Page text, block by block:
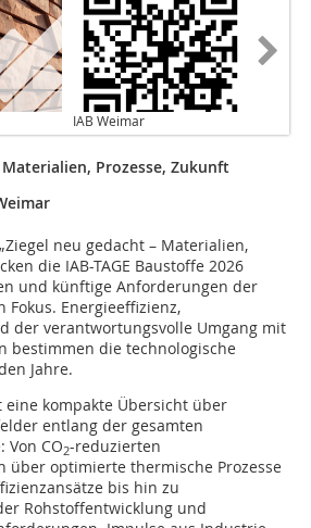
IAB Weimar
Prozesse, Zukunft
neu gedacht – Materialien,
die IAB-TAGE Baustoffe 2026
und künftige Anforderungen der
Energieeffizienz,
der verantwortungsvolle Umgang mit
bestimmen die technologische
Jahre.
eine kompakte Übersicht über
entlang der gesamten
Von CO2-reduzierten
über optimierte thermische Prozesse
bis hin zu
Rohstoffentwicklung und